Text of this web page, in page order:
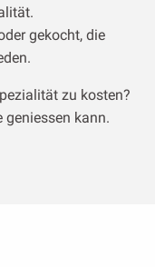
gekocht, die
zu kosten?
geniessen kann.